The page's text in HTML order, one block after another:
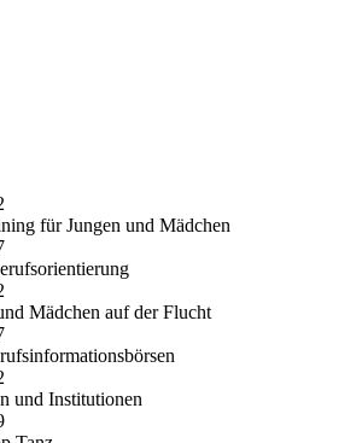
für Jungen und Mädchen
Mädchen auf der Flucht
und Institutionen